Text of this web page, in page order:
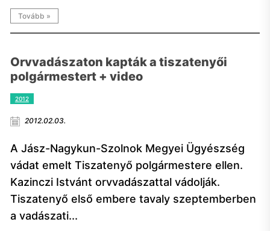
Tovább »
Orvvadászaton kapták a tiszatenyői
polgármestert + video
2012
2012.02.03.
A Jász-Nagykun-Szolnok Megyei Ügyészség
vádat emelt Tiszatenyő polgármestere ellen.
Kazinczi Istvánt orvvadászattal vádolják.
Tiszatenyő első embere tavaly szeptemberben
a vadászati...